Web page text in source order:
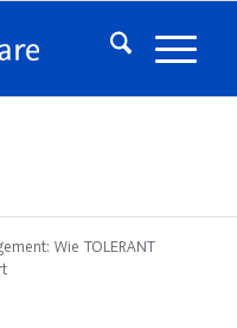
Wie TOLERANT